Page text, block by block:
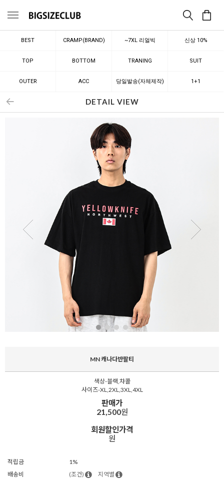
메뉴
BEST CRAMP(BRAND) ~7XL 리얼빅 신상 10%
TOP BOTTOM TRANING SUIT
OUTER ACC 당일발송(자체제작) 1+1
DETAIL VIEW
MN 캐나다반팔티
색상-블랙,챠콜
사이즈-XL,2XL,3XL,4XL
판매가
21,500원
회원할인가격
원
적립금
1%
배송비
(조건) 지역별